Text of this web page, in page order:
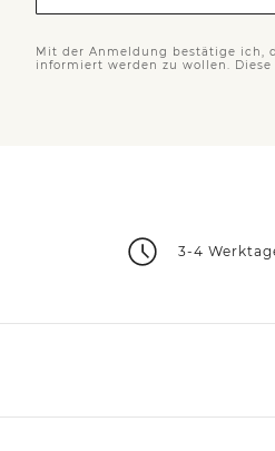
Mit der Anmeldung bestätige ich,
informiert werden zu wollen.
3-4